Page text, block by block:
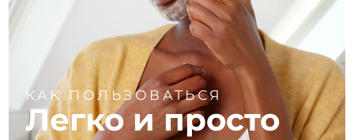
КАК ПОЛЬЗОВАТЬСЯ
Легко и просто